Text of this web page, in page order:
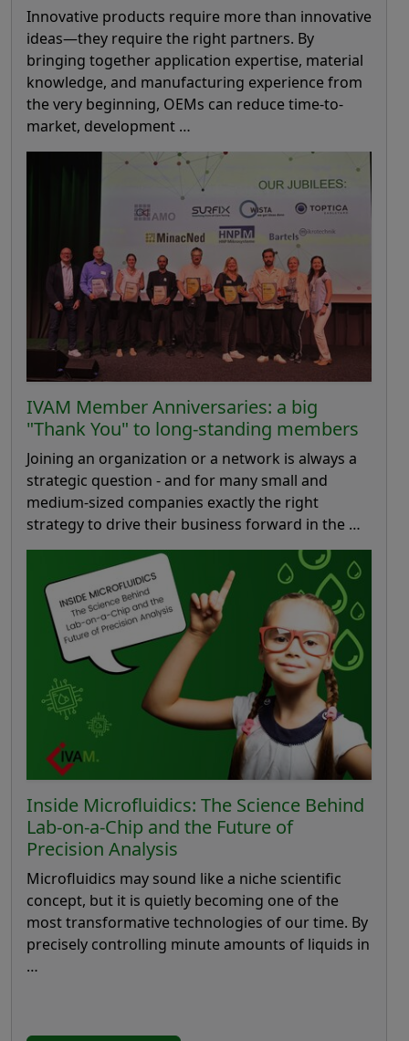
Innovative products require more than innovative
ideas—they require the right partners. By
bringing together application expertise, material
knowledge, and manufacturing experience from
the very beginning, OEMs can reduce time-to-
market, development …
IVAM Member Anniversaries: a big
"Thank You" to long-standing members
Joining an organization or a network is always a
strategic question - and for many small and
medium-sized companies exactly the right
strategy to drive their business forward in the …
Inside Microfluidics: The Science Behind
Lab-on-a-Chip and the Future of
Precision Analysis
Microfluidics may sound like a niche scientific
concept, but it is quietly becoming one of the
most transformative technologies of our time. By
precisely controlling minute amounts of liquids in
…